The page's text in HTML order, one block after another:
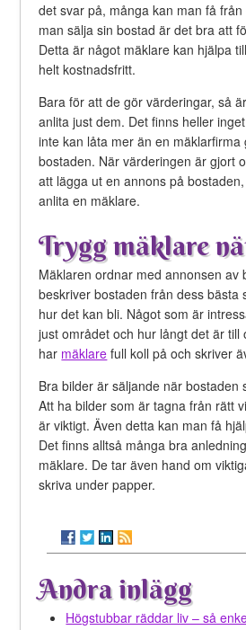
det svar på, många kan man få
man sälja sin bostad är det bra att
Detta är något mäklare kan hjälpa
helt kostnadsfritt.
Bara för att de gör värderingar, så
anlita just dem. Det finns heller
inte kan låta mer än en
bostaden. När värderingen är gjort
att lägga ut en annons på
anlita en mäklare.
Trygg mäklare
Mäklaren ordnar med annonsen av
beskriver bostaden från dess bästa
hur det kan bli. Något som är
just området och hur långt det är till
har mäklare full koll på och skriver
Bra bilder är säljande när bostaden
Att ha bilder som är tagna från rätt
är viktigt. Även detta kan man få
Det finns alltså många bra
mäklare. De tar även hand om
skriva under papper.
Andra inlägg
Högstubbar räddar liv – så